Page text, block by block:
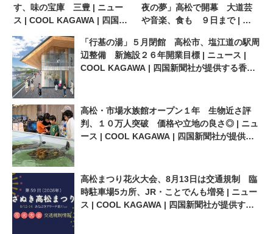
す、味の宝庫 三豊 | ニュー
ス | COOL KAGAWA | 四国新
報サイト
夜の夢」高松で開幕 大道芸
や音楽、食も ９日まで | ニ
国新聞社が提供する香川の観
光情報サイト
「行基の湯」５月閉館 高松市、塩江道の駅周
辺整備 新施設２６年開業目標 | ニュース |
COOL KAGAWA | 四国新聞社が提供する香川
高松・市場水族館オープン１年 生物近さ評
判、１０万人突破 価格や立地の良さ◎ | ニュ
ース | COOL KAGAWA | 四国新聞社が提供す
高松まつり花火大会、8月13日は交通規制 臨
時駐車場5カ所、JR・ことでんも増発 | ニュー
ス | COOL KAGAWA | 四国新聞社が提供する